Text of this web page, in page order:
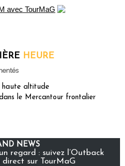
HEURE
haute altitude
le Mercantour frontalier
NEWS
regard : suivez l’Outback
sur TourMaG